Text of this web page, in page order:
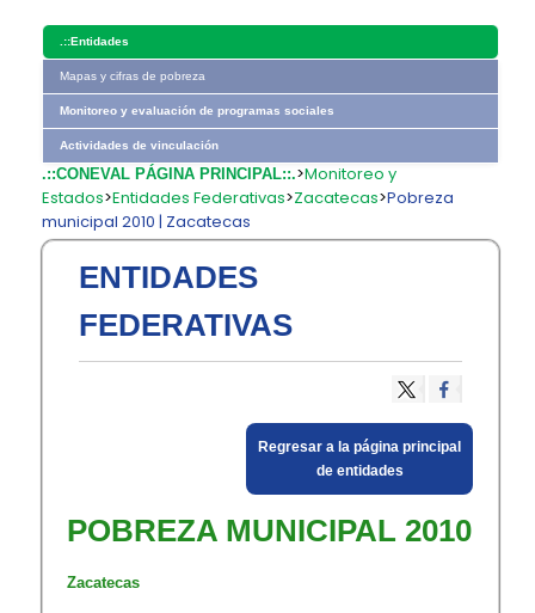
.::Entidades
Mapas y cifras de pobreza
Monitoreo y evaluación de programas sociales
Actividades de vinculación
.::CONEVAL PÁGINA PRINCIPAL::.>Monitoreo y
Estados>Entidades Federativas>Zacatecas>Pobreza
municipal 2010 | Zacatecas
ENTIDADES
FEDERATIVAS
​Regresar a la página principal
de entidades​
POBREZA MUNICIPAL 2010
Zacatecas